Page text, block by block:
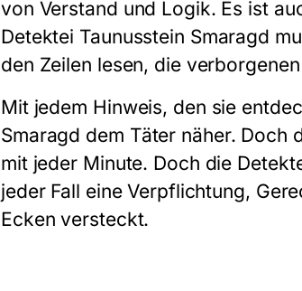
von Verstand und Logik. Es ist
Detektei Taunusstein Smaragd
den Zeilen lesen, die
Mit jedem Hinweis, den sie
Smaragd dem Täter näher.
mit jeder Minute. Doch die
jeder Fall eine Verpflichtung,
Ecken versteckt.